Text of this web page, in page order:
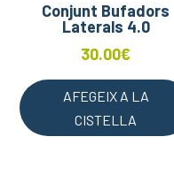
Conjunt Bufadors
Laterals 4.0
30.00€
AFEGEIX A LA
CISTELLA